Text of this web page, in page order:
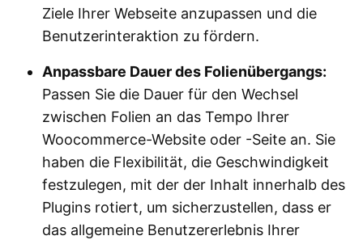
Ziele Ihrer Webseite anzupassen und die
Benutzerinteraktion zu fördern.
Anpassbare Dauer des Folienübergangs:
Passen Sie die Dauer für den Wechsel
zwischen Folien an das Tempo Ihrer
Woocommerce-Website oder -Seite an. Sie
haben die Flexibilität, die Geschwindigkeit
festzulegen, mit der der Inhalt innerhalb des
Plugins rotiert, um sicherzustellen, dass er
das allgemeine Benutzererlebnis Ihrer